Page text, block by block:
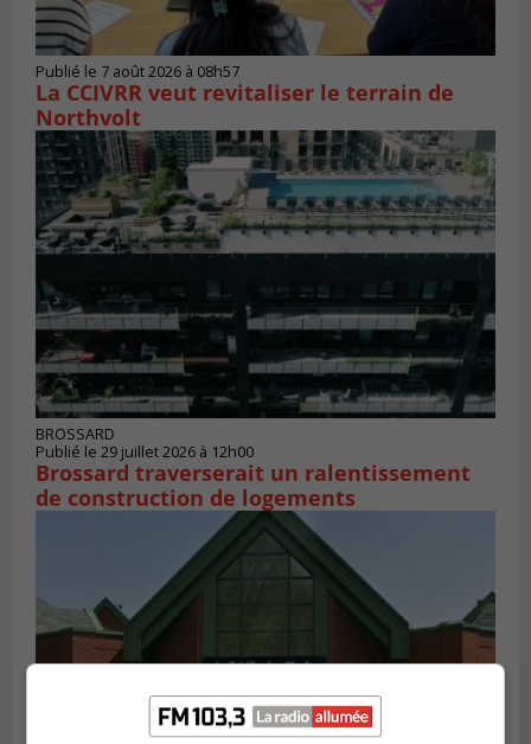
Publié le 7 août 2026 à 08h57
La CCIVRR veut revitaliser le terrain de
Northvolt
BROSSARD
Publié le 29 juillet 2026 à 12h00
Brossard traverserait un ralentissement
de construction de logements